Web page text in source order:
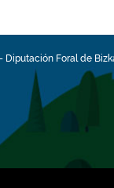
aldaketa-data
- Diputación Foral de